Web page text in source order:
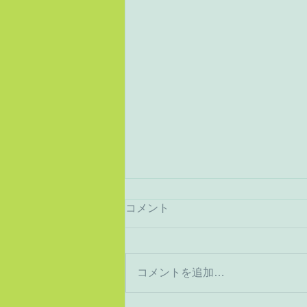
猛暑から酷暑へ
コメント
コメントを追加…